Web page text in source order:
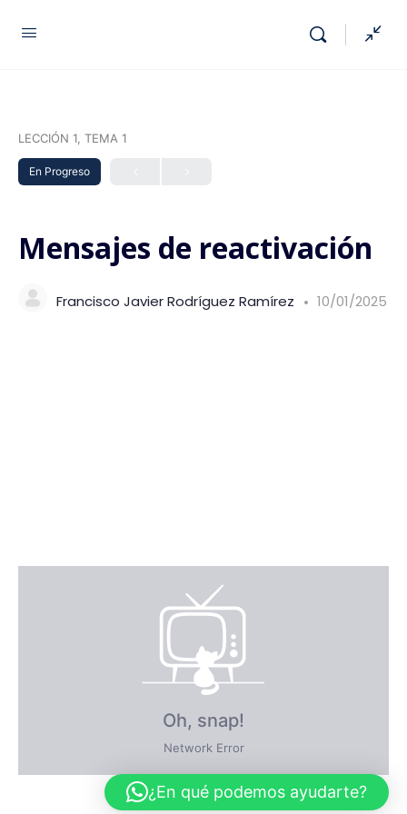
LECCIÓN 1, TEMA 1
En Progreso
Mensajes de reactivación
Francisco Javier Rodríguez Ramírez 10/01/2025
¿En qué podemos ayudarte?